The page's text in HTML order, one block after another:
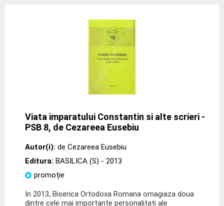
Viata imparatului Constantin si alte scrieri -
PSB 8, de Cezareea Eusebiu
Autor(i): de Cezareea Eusebiu
Editura: BASILICA (S) - 2013
promoție
In 2013, Biserica Ortodoxa Romana omagiaza doua
dintre cele mai importante personalitati ale